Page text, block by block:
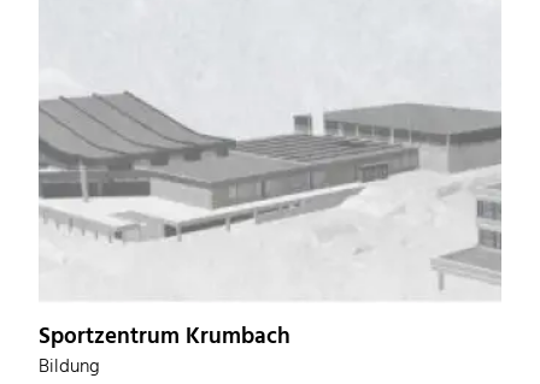
Sportzentrum Krumbach
Bildung